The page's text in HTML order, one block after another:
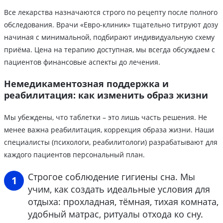
Все лекарства назначаются строго по рецепту после полного
обследования. Врачи «Евро-клиник» тщательно титруют дозу
начиная с минимальной, подбирают индивидуальную схему
приёма. Цена на терапию доступная, мы всегда обсуждаем с
пациентов финансовые аспекты до лечения.
Немедикаментозная поддержка и
реабилитация: как изменить образ жизни
Мы убеждены, что таблетки – это лишь часть решения. Не
менее важна реабилитация, коррекция образа жизни. Наши
специалисты (психологи, реабилитологи) разрабатывают для
каждого пациентов персональный план.
Строгое соблюдение гигиены сна. Мы
учим, как создать идеальные условия для
отдыха: прохладная, тёмная, тихая комната,
удобный матрас, ритуалы отхода ко сну.